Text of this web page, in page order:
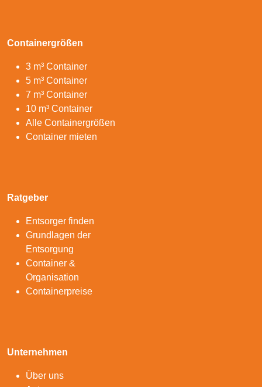
Containergrößen
3 m³ Container
5 m³ Container
7 m³ Container
10 m³ Container
Alle Containergrößen
Container mieten
Ratgeber
Entsorger finden
Grundlagen der
Entsorgung
Container &
Organisation
Containerpreise
Unternehmen
Über uns